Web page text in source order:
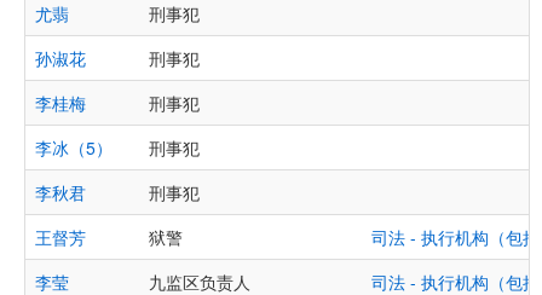
尤翡
刑事犯
孙淑花
刑事犯
李桂梅
刑事犯
李冰（5）
刑事犯
李秋君
刑事犯
王督芳
狱警
司法 - 执行机构（包
李莹
九监区负责人 司法 - 执行机构（包